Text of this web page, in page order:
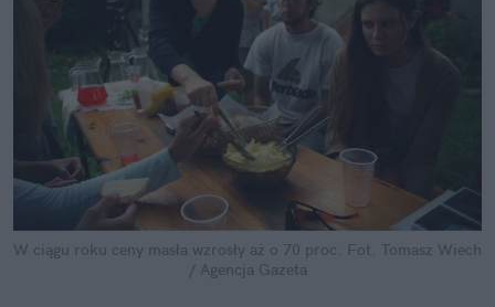
W ciągu roku ceny masła wzrosły aż o 70 proc. Fot. Tomasz Wiech
/ Agencja Gazeta